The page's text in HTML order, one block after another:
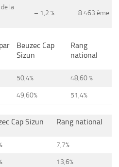
la
– 1,2 % 8 463 ème
Beuzec Cap
Sizun
Rang
national
50,4% 48,60 %
49,60% 51,4%
Cap Sizun Rang national
7,7%
13,6%